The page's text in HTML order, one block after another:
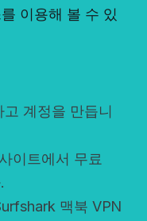
이용해 볼 수 있
고 계정을 만듭니
이트에서 무료
맥북 VPN